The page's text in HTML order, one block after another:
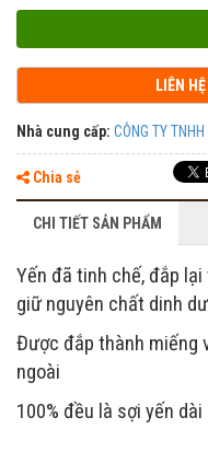
LIÊN
Nhà cung cấp: CÔNG TY
Chia sẻ
CHI TIẾT SẢN PHẨM
Yến đã tinh chế, đắp
giữ nguyên chất dinh
Được đắp thành miếng
ngoài
100% đều là sợi yến dài